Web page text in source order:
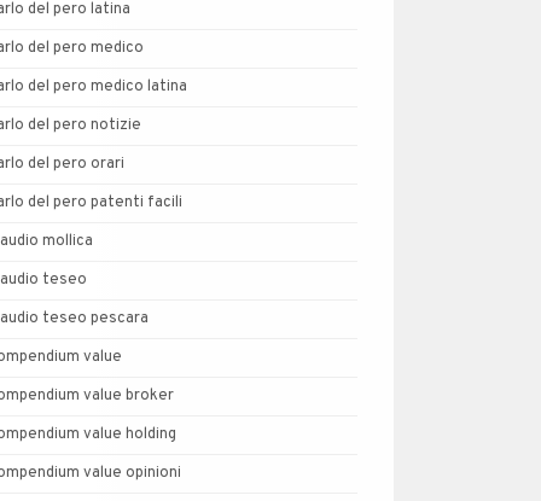
del pero latina
del pero medico
del pero medico latina
del pero notizie
del pero orari
del pero patenti facili
mollica
teseo
teseo pescara
value
value broker
value holding
value opinioni